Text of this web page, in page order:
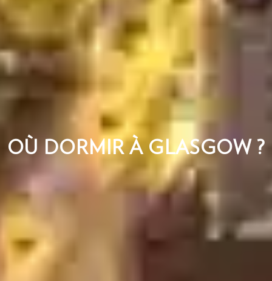
OÙ DORMIR À GLASGOW ?